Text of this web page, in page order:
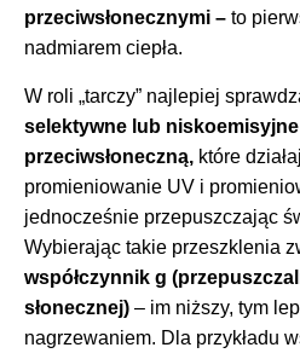
przeciwsłonecznymi – to
nadmiarem ciepła.
W roli „tarczy” najlepiej
selektywne lub niskoemisyjne
przeciwsłoneczną, które
promieniowanie UV i
jednocześnie przepuszczając
Wybierając takie przeszklenia
współczynnik g
słonecznej) – im niższy, tym
nagrzewaniem. Dla przykładu